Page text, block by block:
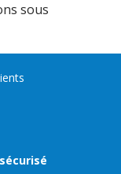
sous